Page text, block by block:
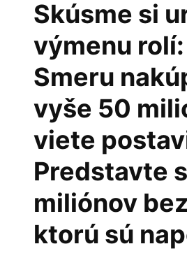
Skúsme si
výmenu
Smeru
vyše 50
viete
Predstavte
miliónov
ktorú sú